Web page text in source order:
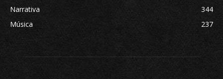
Narrativa
344
Música
237